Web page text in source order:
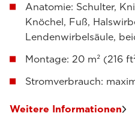
Anatomie: Schulter,
Knöchel, Fuß,
Lendenwirbelsäule,
Montage: 20 m² (216
Stromverbrauch:
Weitere Informationen